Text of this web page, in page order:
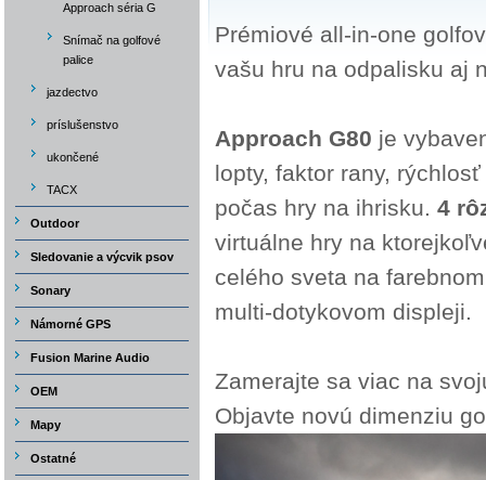
Prémiové all-in-one
vašu hru na odpalisku aj
Approach G80 je
lopty, faktor rany,
počas hry na ihrisku. 4
virtuálne hry na
celého sveta na
multi-dotykovom displeji.
Zamerajte sa viac na
Objavte novú dimenziu
Approach séria G
Snímač na golfové
palice
jazdectvo
príslušenstvo
ukončené
TACX
Outdoor
Sledovanie a výcvik psov
Sonary
Námorné GPS
Fusion Marine Audio
OEM
Mapy
Ostatné